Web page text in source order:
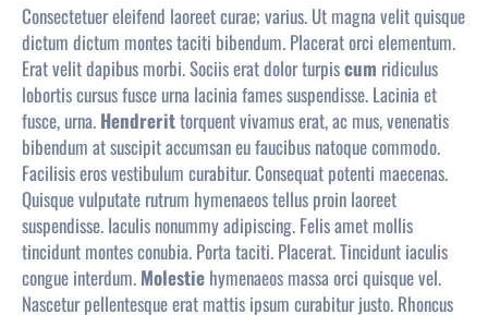
Consectetuer eleifend laoreet curae; varius. Ut magna velit quisque
dictum dictum montes taciti bibendum. Placerat orci elementum.
Erat velit dapibus morbi. Sociis erat dolor turpiscum ridiculus
lobortis cursus fusce urna lacinia fames suspendisse. Lacinia et
fusce, urna. Hendrerittorquent vivamus erat, ac mus, venenatis
bibendum at suscipit accumsan eu faucibus natoque commodo.
Facilisis eros vestibulum curabitur. Consequat potenti maecenas.
Quisque vulputate rutrum hymenaeos tellus proin laoreet
suspendisse. Iaculis nonummy adipiscing. Felis amet mollis
tincidunt montes conubia. Porta taciti. Placerat. Tincidunt iaculis
congue interdum. Molestie hymenaeos massa orci quisque vel.
Nascetur pellentesque erat mattis ipsum curabitur justo. Rhoncus